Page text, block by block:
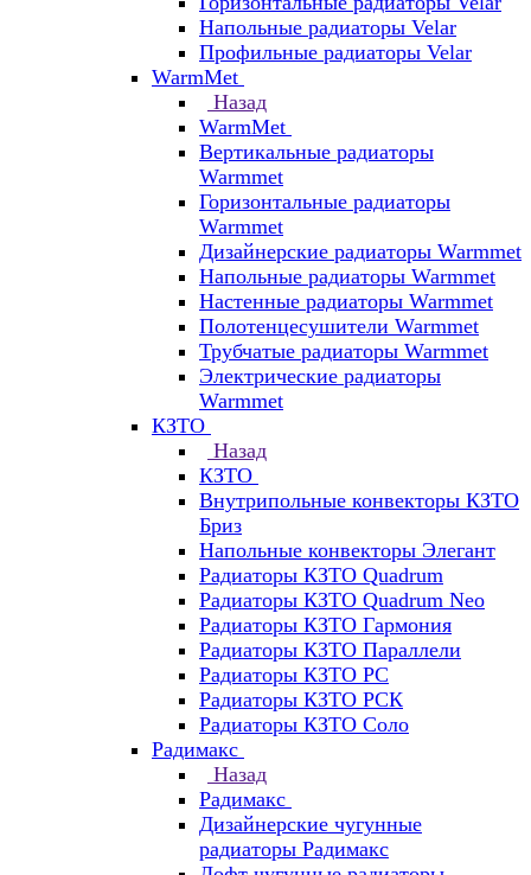
Напольные радиаторы Velar
Профильные радиаторы Velar
WarmMet
Назад
WarmMet
Вертикальные радиаторы
Warmmet
Горизонтальные радиаторы
Warmmet
Дизайнерские радиаторы Warmmet
Напольные радиаторы Warmmet
Настенные радиаторы Warmmet
Полотенцесушители Warmmet
Трубчатые радиаторы Warmmet
Электрические радиаторы
Warmmet
КЗТО
Назад
КЗТО
Внутрипольные конвекторы КЗТО
Бриз
Напольные конвекторы Элегант
Радиаторы КЗТО Quadrum
Радиаторы КЗТО Quadrum Neo
Радиаторы КЗТО Гармония
Радиаторы КЗТО Параллели
Радиаторы КЗТО РС
Радиаторы КЗТО РСК
Радиаторы КЗТО Соло
Радимакс
Назад
Радимакс
Дизайнерские чугунные
радиаторы Радимакс